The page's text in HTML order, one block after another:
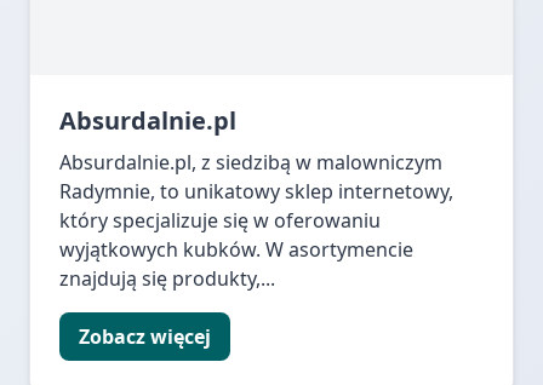
Absurdalnie.pl
Absurdalnie.pl, z siedzibą w malowniczym
Radymnie, to unikatowy sklep internetowy,
który specjalizuje się w oferowaniu
wyjątkowych kubków. W asortymencie
znajdują się produkty,...
Zobacz więcej